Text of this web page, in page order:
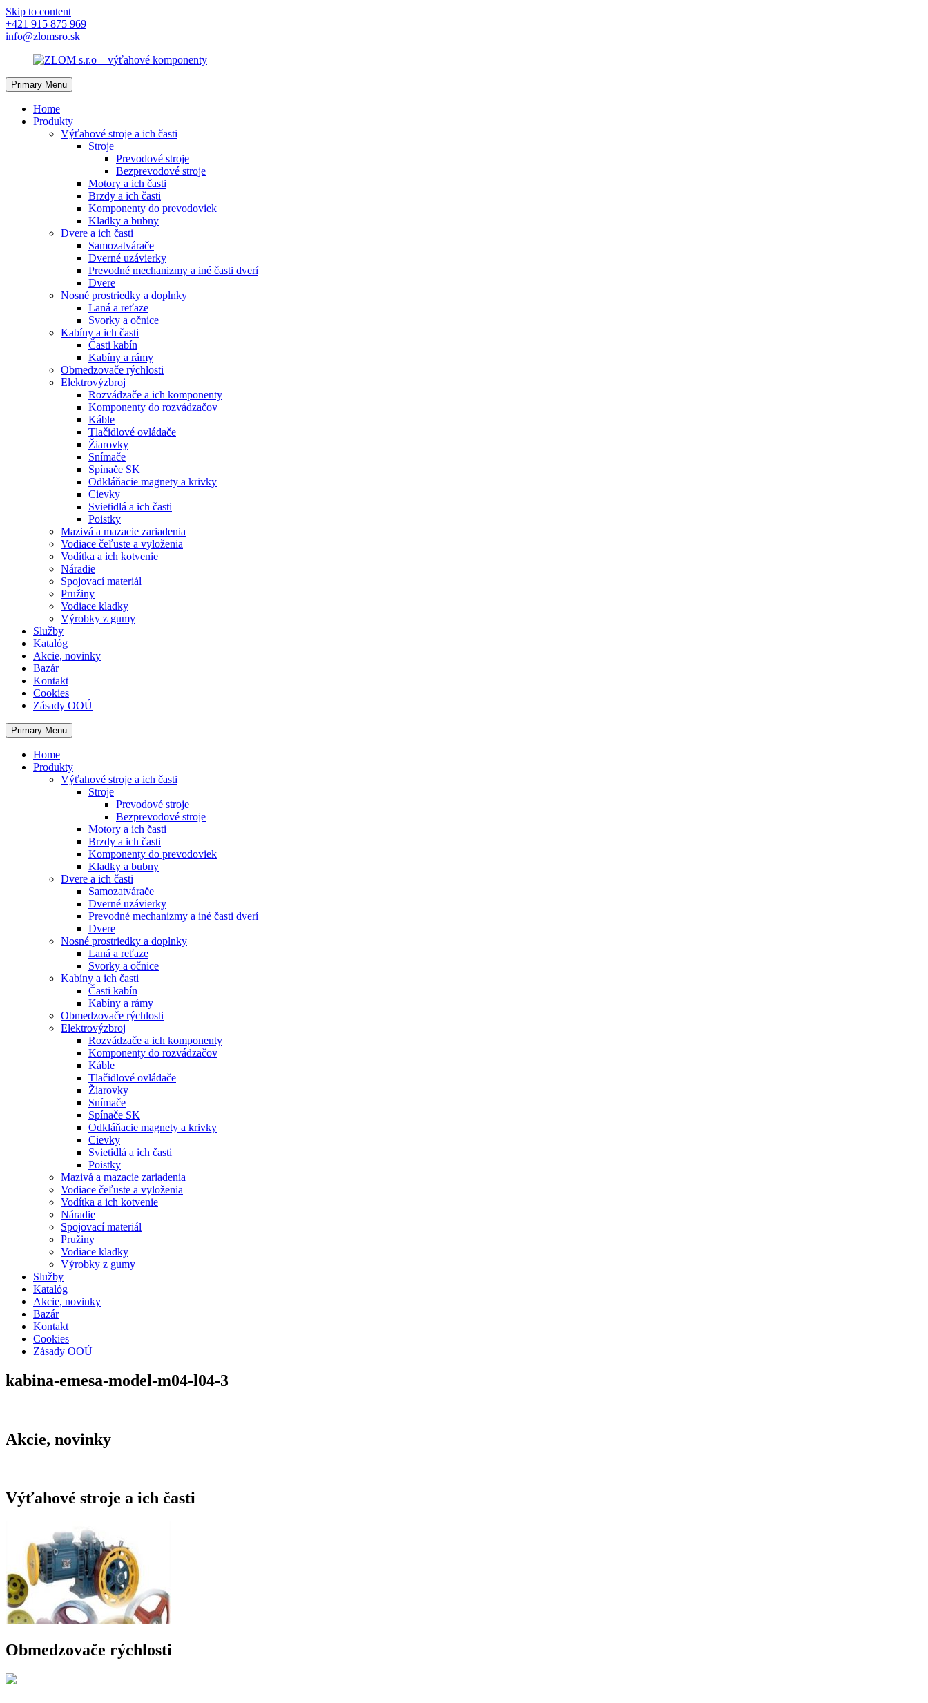
Skip to content
+421 915 875 969
info@zlomsro.sk
Primary Menu
Home
Produkty
Výťahové stroje a ich časti
Stroje
Prevodové stroje
Bezprevodové stroje
Motory a ich časti
Brzdy a ich časti
Komponenty do prevodoviek
Kladky a bubny
Dvere a ich časti
Samozatvárače
Dverné uzávierky
Prevodné mechanizmy a iné časti dverí
Dvere
Nosné prostriedky a doplnky
Laná a reťaze
Svorky a očnice
Kabíny a ich časti
Časti kabín
Kabíny a rámy
Obmedzovače rýchlosti
Elektrovýzbroj
Rozvádzače a ich komponenty
Komponenty do rozvádzačov
Káble
Tlačidlové ovládače
Žiarovky
Snímače
Spínače SK
Odkláňacie magnety a krivky
Cievky
Svietidlá a ich časti
Poistky
Mazivá a mazacie zariadenia
Vodiace čeľuste a vyloženia
Vodítka a ich kotvenie
Náradie
Spojovací materiál
Pružiny
Vodiace kladky
Výrobky z gumy
Služby
Katalóg
Akcie, novinky
Bazár
Kontakt
Cookies
Zásady OOÚ
Primary Menu
Home
Produkty
Výťahové stroje a ich časti
Stroje
Prevodové stroje
Bezprevodové stroje
Motory a ich časti
Brzdy a ich časti
Komponenty do prevodoviek
Kladky a bubny
Dvere a ich časti
Samozatvárače
Dverné uzávierky
Prevodné mechanizmy a iné časti dverí
Dvere
Nosné prostriedky a doplnky
Laná a reťaze
Svorky a očnice
Kabíny a ich časti
Časti kabín
Kabíny a rámy
Obmedzovače rýchlosti
Elektrovýzbroj
Rozvádzače a ich komponenty
Komponenty do rozvádzačov
Káble
Tlačidlové ovládače
Žiarovky
Snímače
Spínače SK
Odkláňacie magnety a krivky
Cievky
Svietidlá a ich časti
Poistky
Mazivá a mazacie zariadenia
Vodiace čeľuste a vyloženia
Vodítka a ich kotvenie
Náradie
Spojovací materiál
Pružiny
Vodiace kladky
Výrobky z gumy
Služby
Katalóg
Akcie, novinky
Bazár
Kontakt
Cookies
Zásady OOÚ
kabina-emesa-model-m04-l04-3
Akcie, novinky
Výťahové stroje a ich časti
Obmedzovače rýchlosti